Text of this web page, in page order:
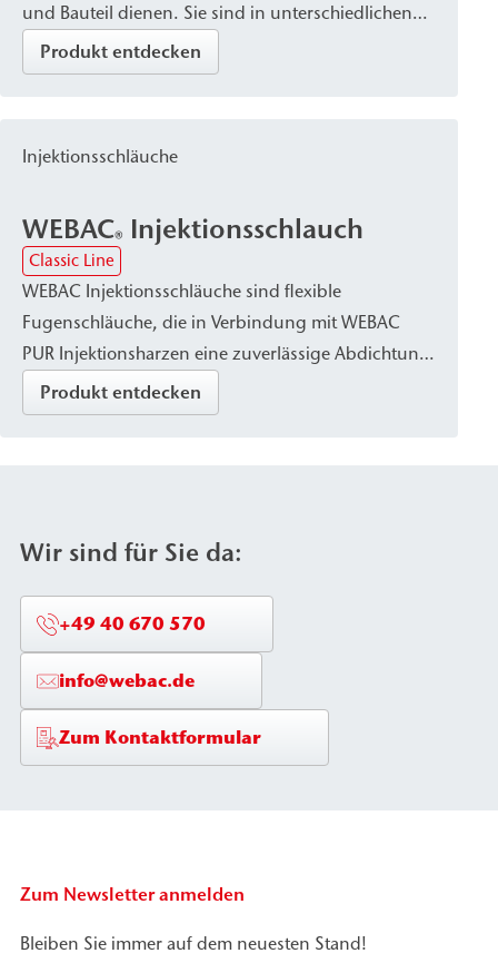
und Bauteil dienen. Sie sind in unterschiedlichen
Ausführungen – etwa als Bohrpacker oder
Klebepacker – erhältlich, abhängig von der Art des
Befestigung im Bauteil sowie durch hohe Druck-
Aluminiumvariante) aus.
Produkt entdecken
Injektionsschläuche
WEBAC® Injektionsschlauch
Classic Line
WEBAC Injektionsschläuche sind flexible
Fugenschläuche, die in Verbindung mit WEBAC
PUR Injektionsharzen eine zuverlässige Abdichtung
ermöglichen. Sie werden zur Abdichtung von
Arbeitsfugen im Betonbau und zum Herstellen
Produkt entdecken
Wir sind für Sie da:
+49 40 670 570
info@webac.de
Zum Kontaktformular
Zum Newsletter anmelden
Bleiben Sie immer auf dem neuesten Stand!